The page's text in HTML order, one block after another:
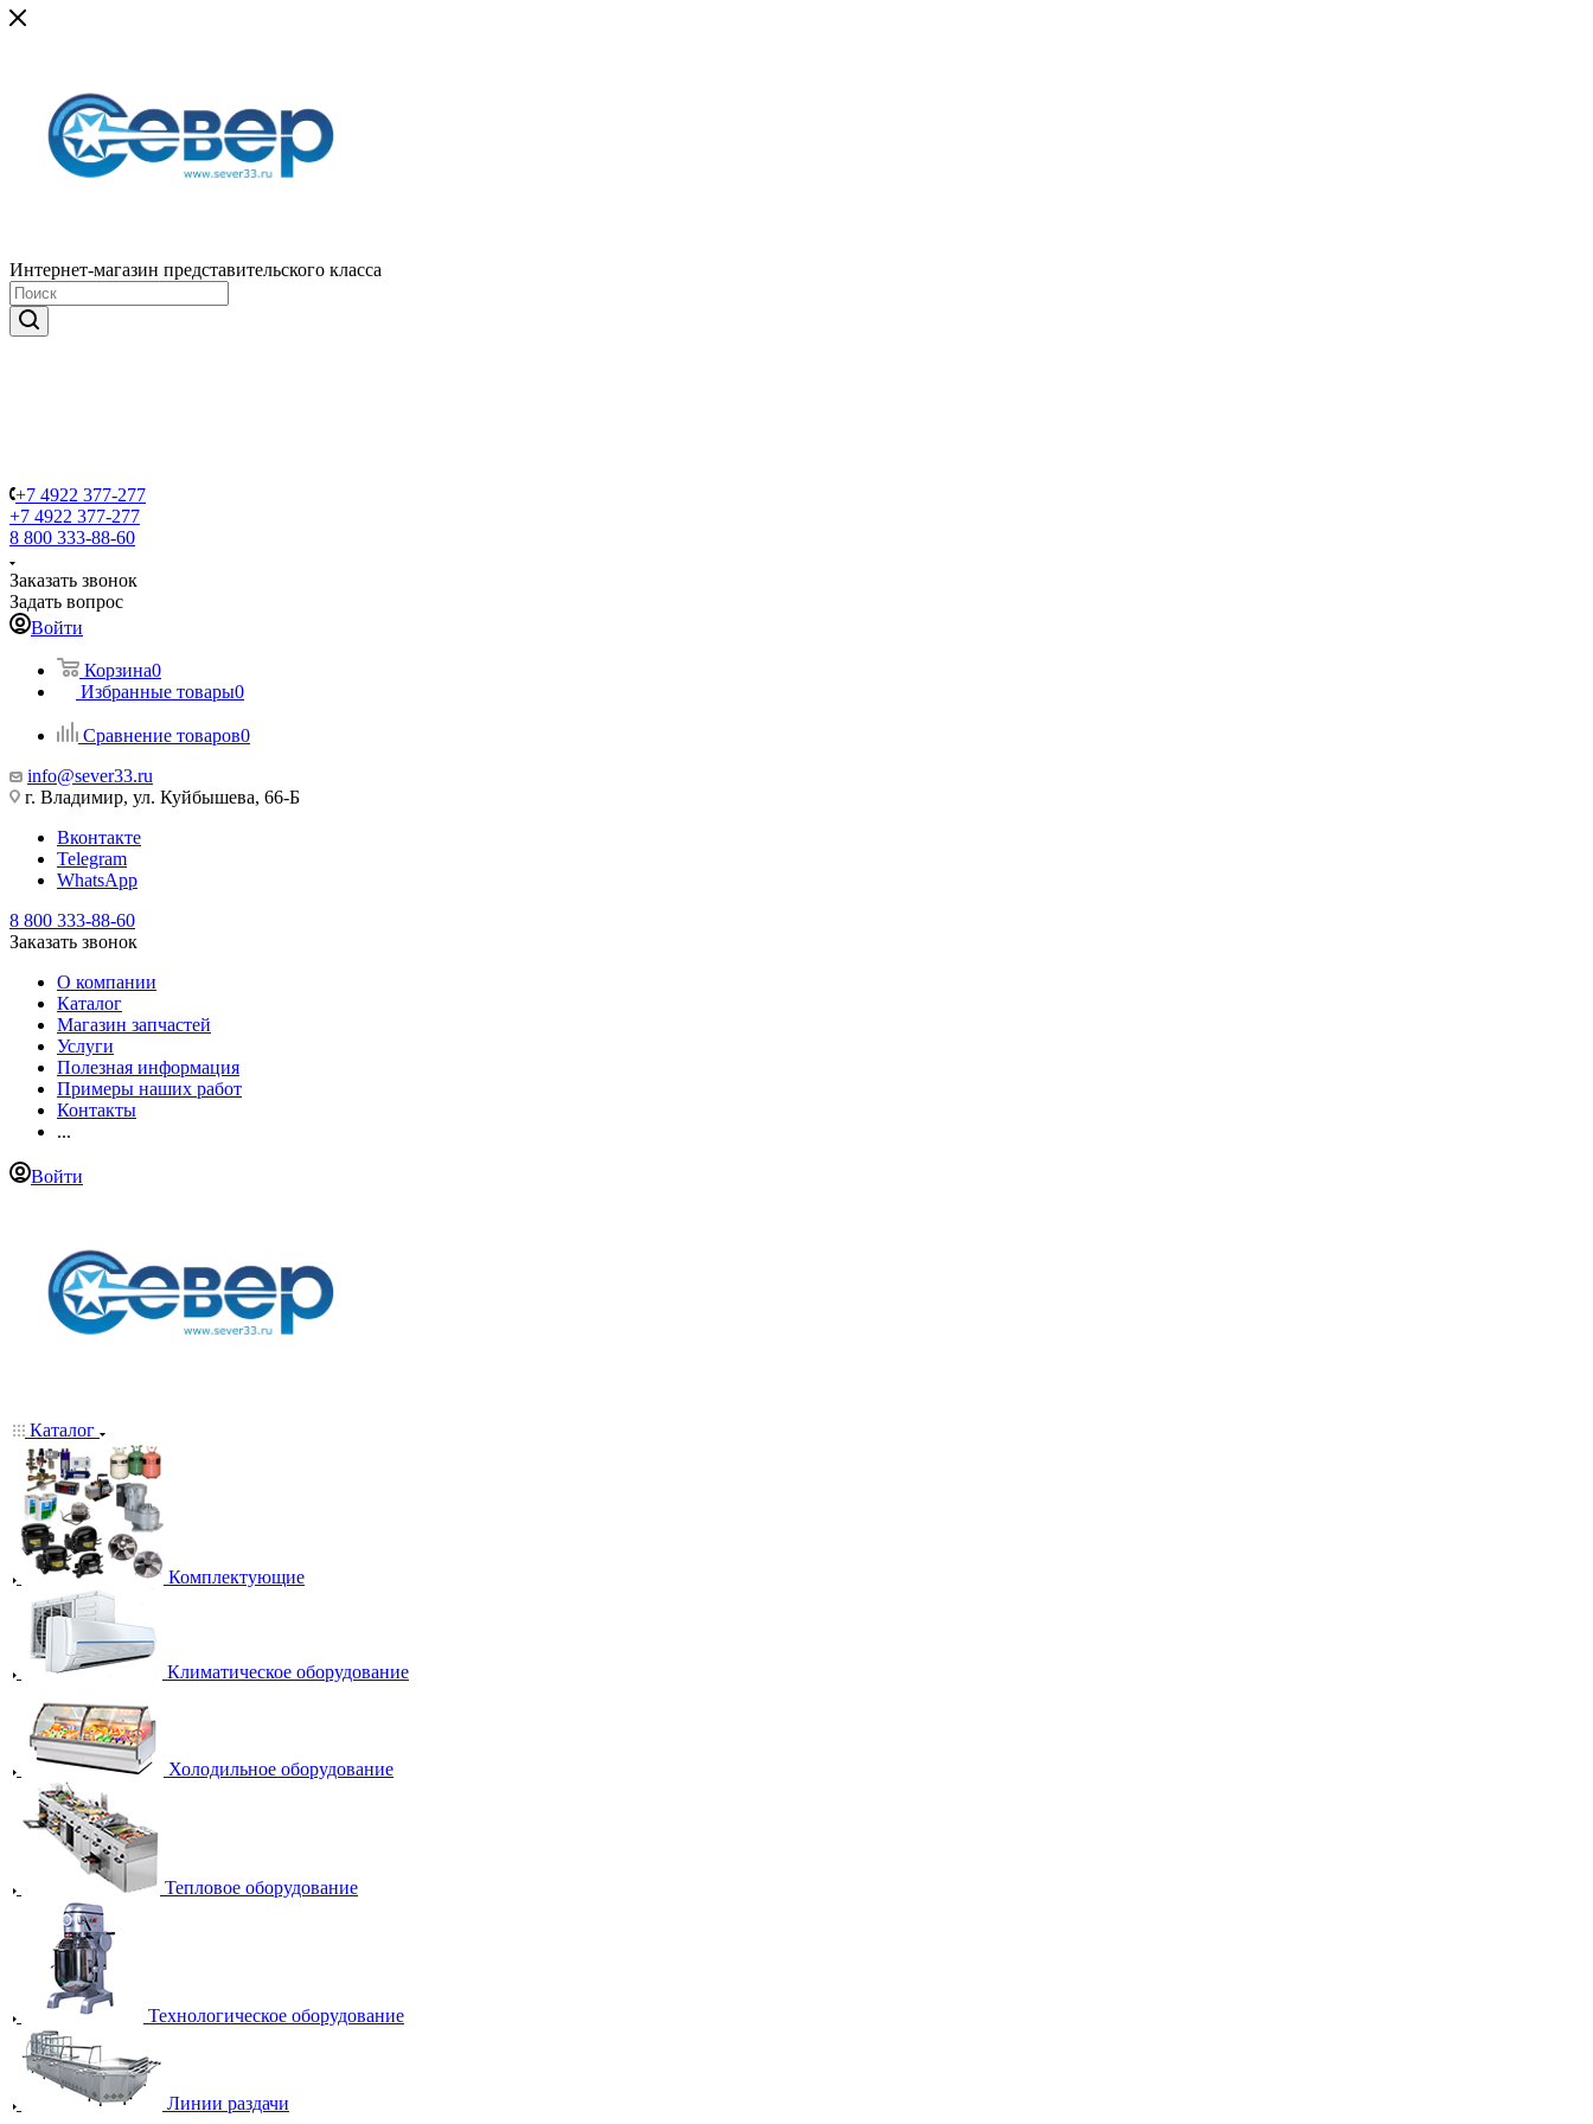
Интернет-магазин представительского класса
+7 4922 377-277
+7 4922 377-277
8 800 333-88-60
Заказать звонок
Задать вопрос
Войти
Корзина0
Избранные товары0
Сравнение товаров0
info@sever33.ru
г. Владимир, ул. Куйбышева, 66-Б
Вконтакте
Telegram
WhatsApp
8 800 333-88-60
Заказать звонок
О компании
Каталог
Магазин запчастей
Услуги
Полезная информация
Примеры наших работ
Контакты
...
Войти
Каталог
Комплектующие
Климатическое оборудование
Холодильное оборудование
Тепловое оборудование
Технологическое оборудование
Линии раздачи